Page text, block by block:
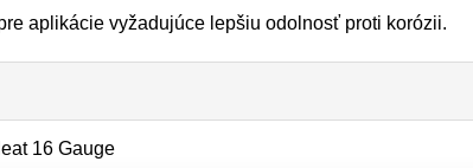
aplikácie vyžadujúce lepšiu odolnosť proti korózii.
16 Gauge